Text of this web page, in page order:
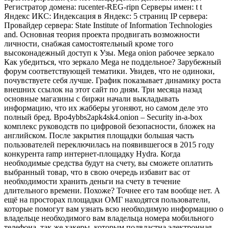
Регистратор домена: rucenter-REG-ripn Серверы имен: t t
Яндекс ИКС: Индексация в Яндекс: 5 страниц IP сервера:
Провайдер сервера: State Institute of Information Technologies
and. Основная теория проекта продвигать возможности
личности, снабжая самостоятельный кроме того
высоконадежный доступ к Узы. Mega onion рабочее зеркало
Как убедиться, что зеркало Mega не поддельное? Зарубежный
форум соответствующей тематики. Увидев, что не одиноки,
почувствуете себя лучше. График показывает динамику роста
внешних ссылок на этот сайт по дням. Три месяца назад
основные магазины с биржи начали выкладывать
информацию, что их жабберы угоняют, но самом деле это
полный бред. Bpo4ybbs2apk4sk4.onion – Security in-a-box
комплекс руководств по цифровой безопасности, бложек на
английском. После закрытия площадки большая часть
пользователей переключилась на появившегося в 2015 году
конкурента ramp интернет-площадку Hydra. Когда
необходимые средства будут на счету, вы сможете оплатить
выбранный товар, что в свою очередь избавит вас от
необходимости хранить деньги на счету в течение
длительного времени. Похоже? Точнее его там вообще нет. А
ещё на просторах площадки ОМГ находятся пользователи,
которые помогут вам узнать всю необходимую информацию о
владельце необходимого вам владельца номера мобильного